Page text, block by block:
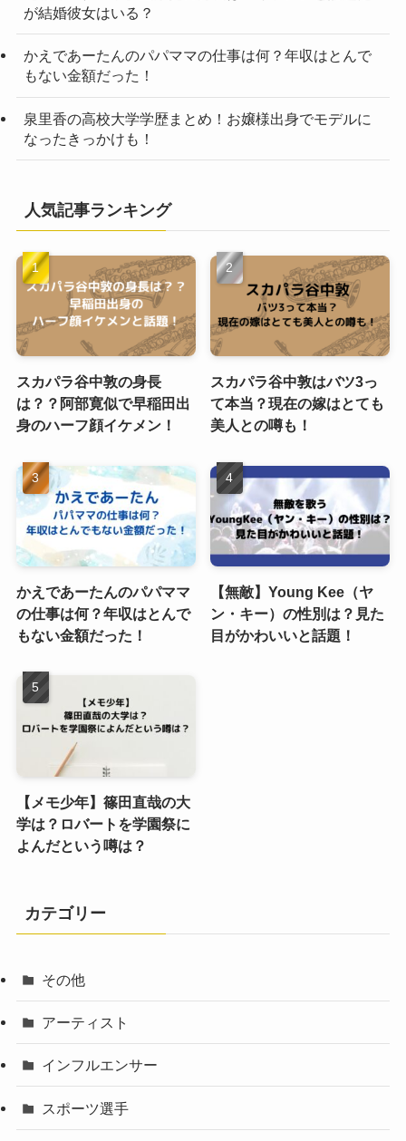
が結婚彼女はいる？
かえであーたんのパパママの仕事は何？年収はとんで
もない金額だった！
泉里香の高校大学学歴まとめ！お嬢様出身でモデルに
なったきっかけも！
人気記事ランキング
スカパラ谷中敦の身長
は？？阿部寛似で早稲田出
身のハーフ顔イケメン！
スカパラ谷中敦はバツ3っ
て本当？現在の嫁はとても
美人との噂も！
かえであーたんのパパママ
の仕事は何？年収はとんで
もない金額だった！
【無敵】Young Kee（ヤ
ン・キー）の性別は？見た
目がかわいいと話題！
【メモ少年】篠田直哉の大
学は？ロバートを学園祭に
よんだという噂は？
カテゴリー
その他
アーティスト
インフルエンサー
スポーツ選手